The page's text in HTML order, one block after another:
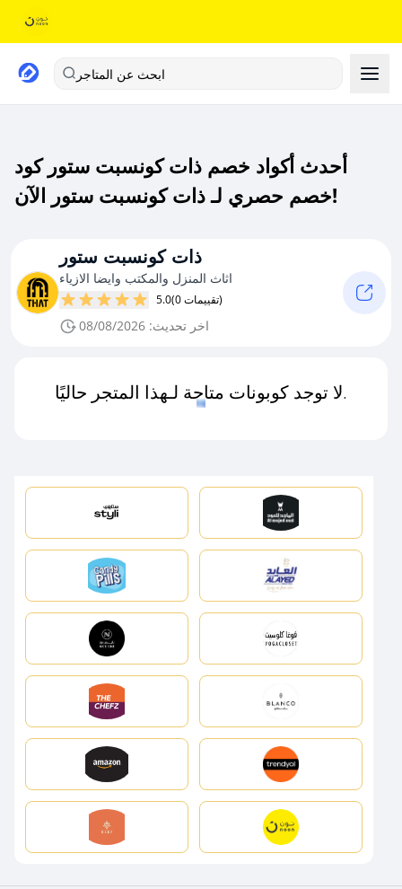
ابحث عن المتاجر
أحدث أكواد خصم ذات كونسبت ستور كود
خصم حصري لـ ذات كونسبت ستور الآن!
ذات كونسبت ستور
اثاث المنزل والمكتب وايضا الازياء
5.0 (0 تقييمات)
اخر تحديث: 08/08/2026
لا توجد كوبونات متاحة لـهذا المتجر حاليًا.